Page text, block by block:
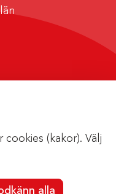
(kakor). Välj
alla